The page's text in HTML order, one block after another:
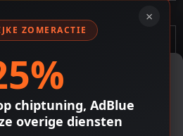
gebruiken we technologieën zoals
op te slaan en/of te openen. Door
technologieën kunnen we gegevens
of unieke ID's op deze site. Als je geen
×
ZOMERACTIE
chiptuning, AdBlue
overige diensten